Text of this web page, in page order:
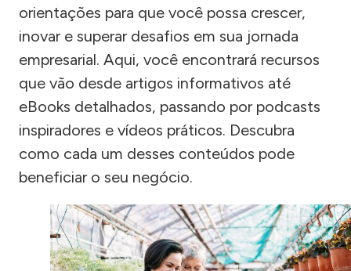
orientações para que você possa crescer,
inovar e superar desafios em sua jornada
empresarial. Aqui, você encontrará recursos
que vão desde artigos informativos até
eBooks detalhados, passando por podcasts
inspiradores e vídeos práticos. Descubra
como cada um desses conteúdos pode
beneficiar o seu negócio.